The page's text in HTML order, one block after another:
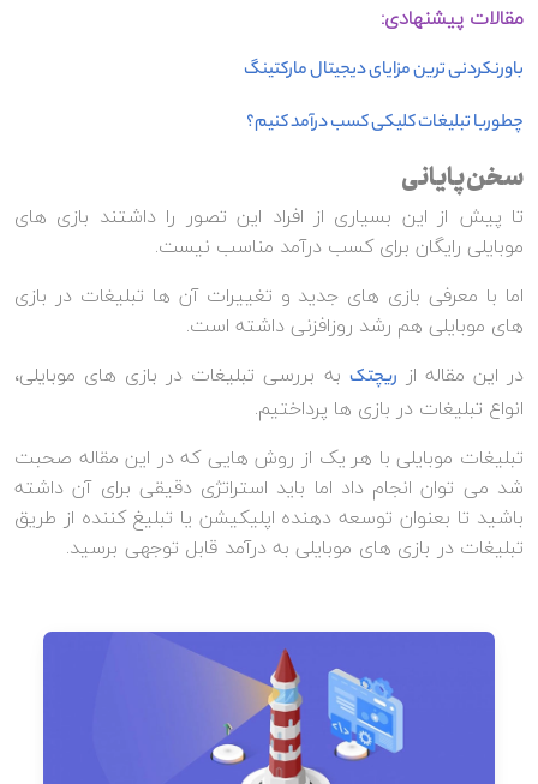
مقالات پیشنهادی:
باورنکردنی ترین مزایای دیجیتال مارکتینگ
چطوربا تبلیغات کلیکی کسب درآمد کنیم؟
سخن پایانی
تا پیش از این بسیاری از افراد این تصور را داشتند بازی های
موبایلی رایگان برای کسب درآمد مناسب نیست.
اما با معرفی بازی های جدید و تغییرات آن ها تبلیغات در بازی
های موبایلی هم رشد روزافزنی داشته است.
در این مقاله از ریچتک به بررسی تبلیغات در بازی های موبایلی،
انواع تبلیغات در بازی ها پرداختیم.
تبلیغات موبایلی با هر یک از روش هایی که در این مقاله صحبت
شد می توان انجام داد اما باید استراتژی دقیقی برای آن داشته
باشید تا بعنوان توسعه دهنده اپلیکیشن یا تبلیغ کننده از طریق
تبلیغات در بازی های موبایلی به درآمد قابل توجهی برسید.